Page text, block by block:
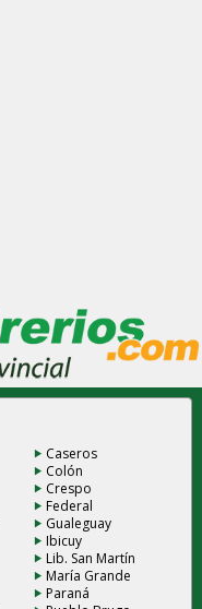
Caseros
Colón
Crespo
Federal
Gualeguay
Ibicuy
Lib. San Martín
María Grande
Paraná